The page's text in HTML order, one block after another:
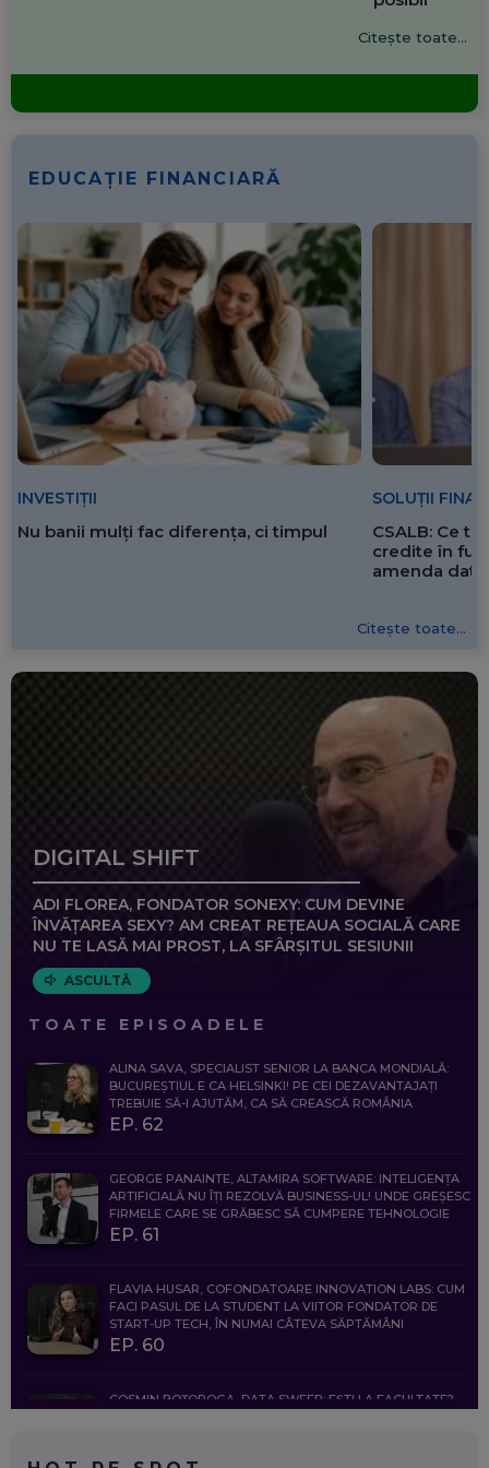
Citește toate...
EDUCAȚIE FINANCIARĂ
INVESTIȚII
Nu banii mulți fac diferența, ci timpul
SOLUȚII
CSALB: Ce
credite în
amenda
Citește toate...
DIGITAL SHIFT
ADI FLOREA, FONDATOR SONEXY: CUM DEVINE
ÎNVĂȚAREA SEXY? AM CREAT REȚEAUA SOCIALĂ CARE
NU TE LASĂ MAI PROST, LA SFÂRȘITUL SESIUNII
ASCULTĂ
TOATE EPISOADELE
ALINA SAVA, SPECIALIST SENIOR LA BANCA MONDIALĂ:
BUCUREȘTIUL E CA HELSINKI! PE CEI DEZAVANTAJAȚI
TREBUIE SĂ-I AJUTĂM, CA SĂ CREASCĂ ROMÂNIA
EP. 62
GEORGE PANAINTE, ALTAMIRA SOFTWARE: INTELIGENȚA
ARTIFICIALĂ NU ÎȚI REZOLVĂ BUSINESS-UL! UNDE GREȘESC
FIRMELE CARE SE GRĂBESC SĂ CUMPERE TEHNOLOGIE
EP. 61
FLAVIA HUSAR, COFONDATOARE INNOVATION LABS: CUM
FACI PASUL DE LA STUDENT LA VIITOR FONDATOR DE
START-UP TECH, ÎN NUMAI CÂTEVA SĂPTĂMÂNI
EP. 60
COSMIN BOȚOROGA, DATA SWEEP: EȘTI LA FACULTATE?